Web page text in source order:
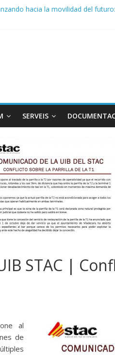
hacia la movilidad del
SERVEIS
STAC |
al
de